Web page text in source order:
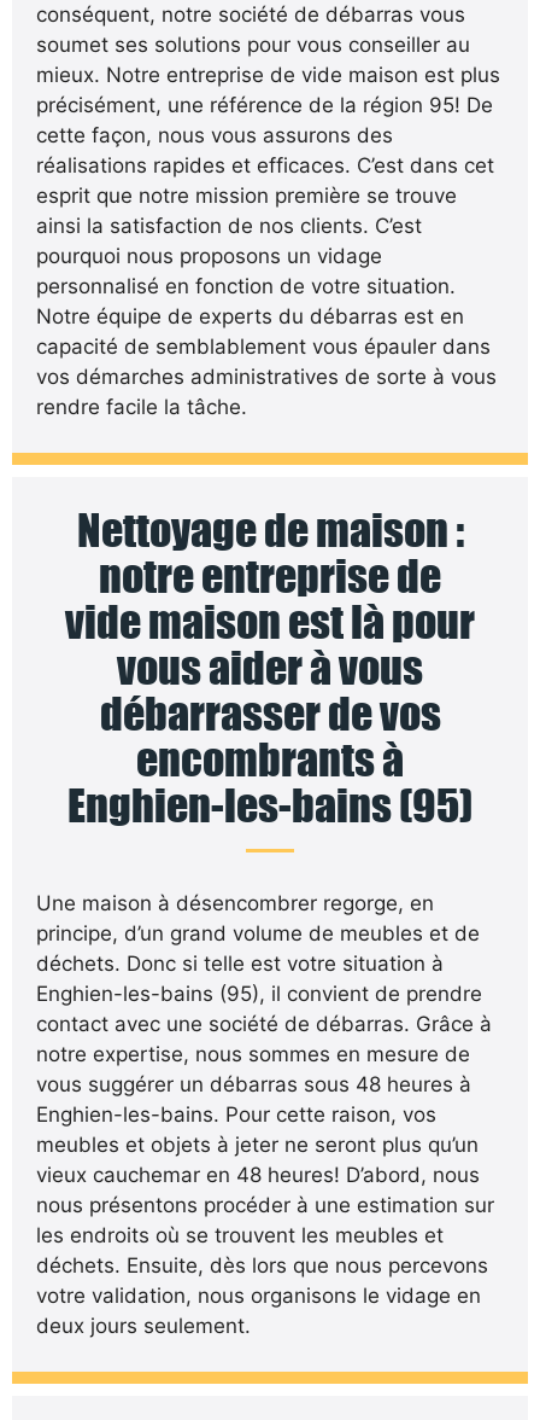
conséquent, notre société de débarras vous
soumet ses solutions pour vous conseiller au
mieux. Notre entreprise de vide maison est plus
précisément, une référence de la région 95! De
cette façon, nous vous assurons des
réalisations rapides et efficaces. C’est dans cet
esprit que notre mission première se trouve
ainsi la satisfaction de nos clients. C’est
pourquoi nous proposons un vidage
personnalisé en fonction de votre situation.
Notre équipe de experts du débarras est en
capacité de semblablement vous épauler dans
vos démarches administratives de sorte à vous
rendre facile la tâche.
Nettoyage de maison :
notre entreprise de
vide maison est là pour
vous aider à vous
débarrasser de vos
encombrants à
Enghien-les-bains (95)
Une maison à désencombrer regorge, en
principe, d’un grand volume de meubles et de
déchets. Donc si telle est votre situation à
Enghien-les-bains (95), il convient de prendre
contact avec une société de débarras. Grâce à
notre expertise, nous sommes en mesure de
vous suggérer un débarras sous 48 heures à
Enghien-les-bains. Pour cette raison, vos
meubles et objets à jeter ne seront plus qu’un
vieux cauchemar en 48 heures! D’abord, nous
nous présentons procéder à une estimation sur
les endroits où se trouvent les meubles et
déchets. Ensuite, dès lors que nous percevons
votre validation, nous organisons le vidage en
deux jours seulement.